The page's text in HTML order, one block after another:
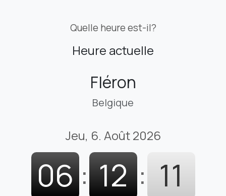
Quelle heure est-il?
Heure actuelle
Fléron
Belgique
Jeu, 6. Août 2026
06 : 12 : 12